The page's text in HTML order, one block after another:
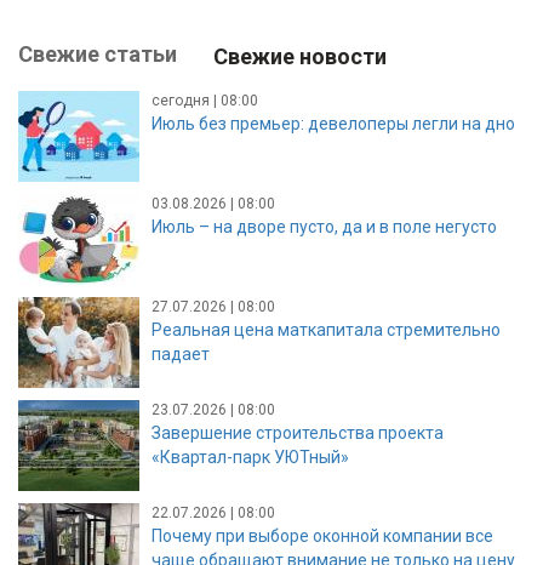
Свежие статьи Свежие новости
сегодня | 08:00
Июль без премьер: девелоперы легли на дно
03.08.2026 | 08:00
Июль – на дворе пусто, да и в поле негусто
27.07.2026 | 08:00
Реальная цена маткапитала стремительно
падает
23.07.2026 | 08:00
Завершение строительства проекта
«Квартал-парк УЮТный»
22.07.2026 | 08:00
Почему при выборе оконной компании все
чаще обращают внимание не только на цену